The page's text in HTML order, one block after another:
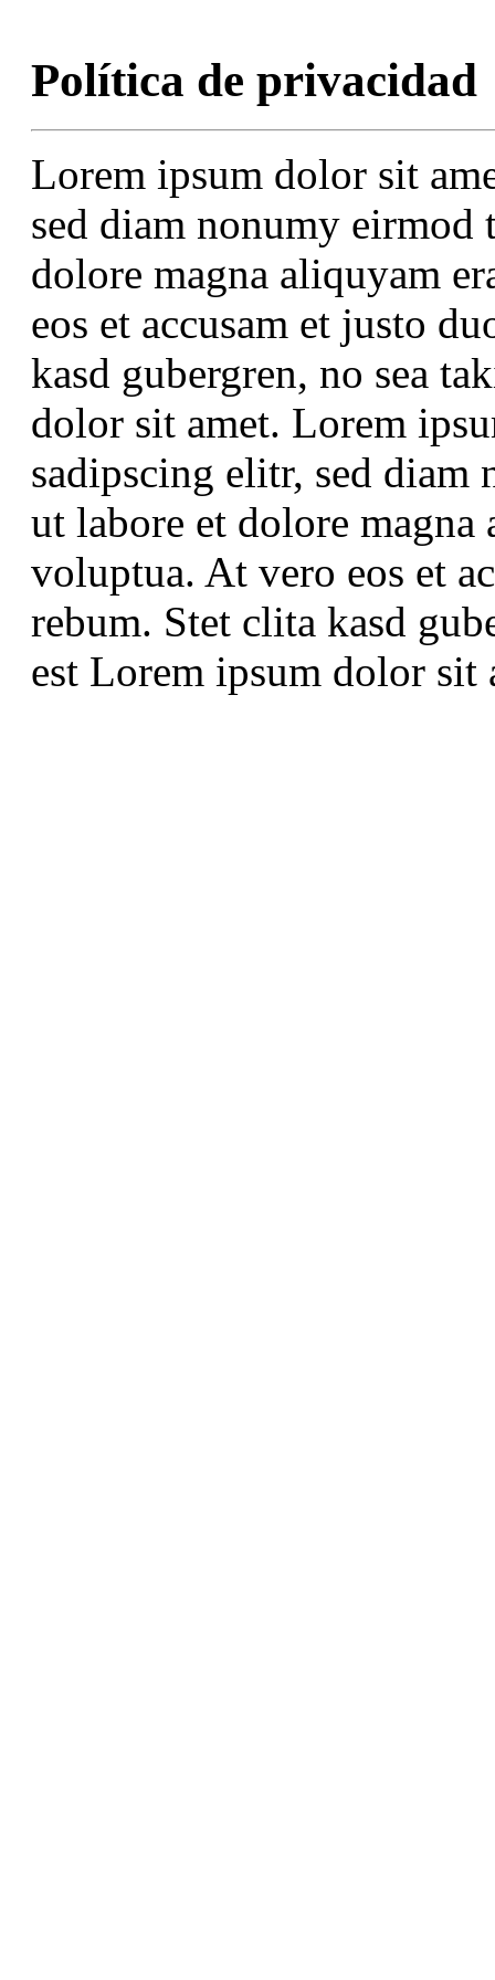
Política de privacidad
Lorem ipsum dolor sit
sed diam nonumy
dolore magna aliquyam
eos et accusam et justo
kasd gubergren, no sea
dolor sit amet. Lorem
sadipscing elitr, sed
ut labore et dolore magna
voluptua. At vero eos et
rebum. Stet clita kasd
est Lorem ipsum dolor sit